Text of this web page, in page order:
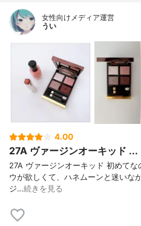
女性向けメディア運営
うい
4.00
27A ヴァージンオーキッド ...
27A ヴァージンオーキッド 初めて
ウが欲しくて、ハネムーンと迷いな
ジ…続きを見る